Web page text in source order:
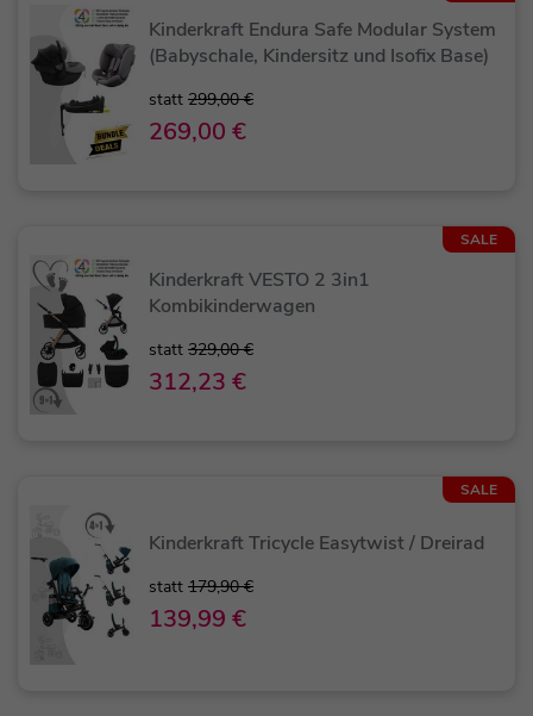
Kinderkraft Endura Safe Modular System
(Babyschale, Kindersitz und Isofix Base)
statt 299,00 €
269,00 €
SALE
Kinderkraft VESTO 2 3in1
Kombikinderwagen
statt 329,00 €
312,23 €
SALE
Kinderkraft Tricycle Easytwist / Dreirad
statt 179,90 €
139,99 €